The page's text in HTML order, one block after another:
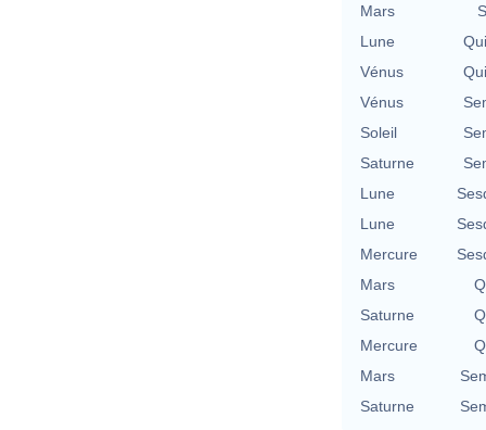
Mars
Lune
Vénus
Vénus
Soleil
Saturne
Lune
Lune
Mercure
Mars
Saturne
Mercure
Mars
Saturne